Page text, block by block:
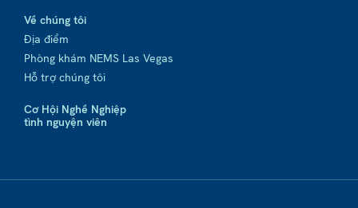
Về chúng tôi
Địa điểm
Phòng khám NEMS Las Vegas
Hỗ trợ chúng tôi
Cơ Hội Nghề Nghiệp
tình nguyện viên